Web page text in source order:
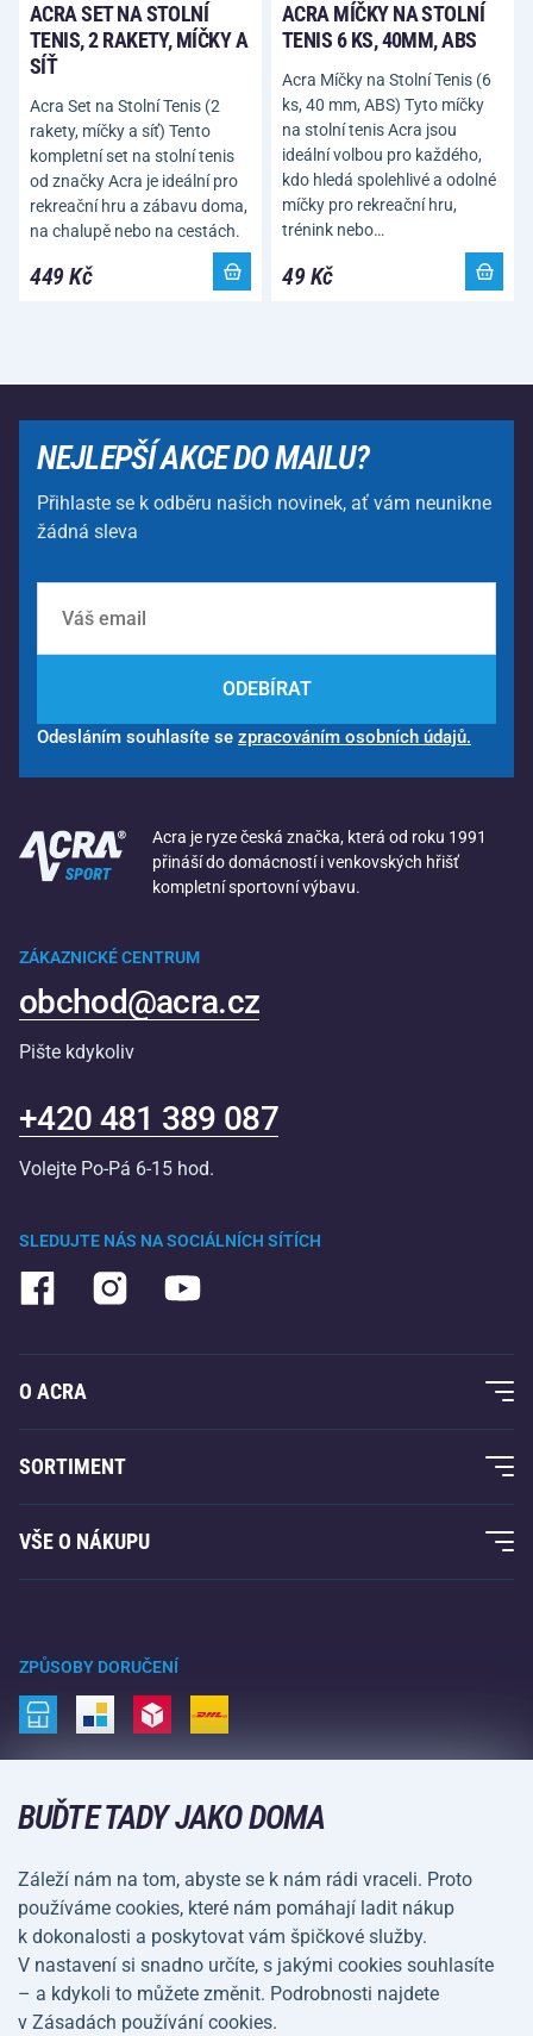
ACRA SET NA STOLNÍ
TENIS, 2 RAKETY, MÍČKY A
SÍŤ
Acra Set na Stolní Tenis (2
rakety, míčky a síť) Tento
kompletní set na stolní tenis
od značky Acra je ideální pro
rekreační hru a zábavu doma,
na chalupě nebo na cestách.
449 Kč
ACRA MÍČKY NA STOLNÍ
TENIS 6 KS, 40MM, ABS
Acra Míčky na Stolní Tenis (6
ks, 40 mm, ABS) Tyto míčky
na stolní tenis Acra jsou
ideální volbou pro každého,
kdo hledá spolehlivé a odolné
míčky pro rekreační hru,
trénink nebo…
49 Kč
NEJLEPŠÍ AKCE DO MAILU?
Přihlaste se k odběru našich novinek, ať vám neunikne
žádná sleva
ODEBÍRAT
Odesláním souhlasíte se zpracováním osobních údajů.
Acra je ryze česká značka, která od roku 1991
přináší do domácností i venkovských hřišť
kompletní sportovní výbavu.
SLEDUJTE NÁS NA SOCIÁLNÍCH SÍTÍCH
ZÁKAZNICKÉ CENTRUM
obchod@acra.cz
Pište kdykoliv
+420 481 389 087
Volejte Po-Pá 6-15 hod.
O ACRA
O nás
Acra garance
Kontakty
SORTIMENT
Fitness a posilování
Raketové sporty
Volný čas a zábava
Kemping a turistika
Bojové sporty
Kola a koloběžky
Vodní sporty
Sportovní oblečení a doplňky
VŠE O NÁKUPU
Vrácení a reklamace
Doprava a platba
ZPŮSOBY DORUČENÍ
Obchodní podmínky Ochrana osobních údajů
BUĎTE TADY JAKO DOMA
Záleží nám na tom, abyste se k nám rádi vraceli. Proto
používáme cookies, které nám pomáhají ladit nákup
k dokonalosti a poskytovat vám špičkové služby.
V nastavení si snadno určíte, s jakými cookies souhlasíte
– a kdykoli to můžete změnit. Podrobnosti najdete
v Zásadách používání cookies.